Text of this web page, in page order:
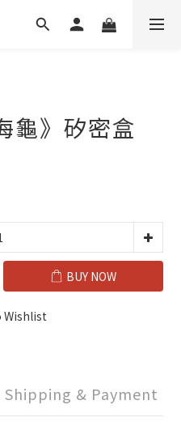
龜》矽密盒
BUY NOW
Wishlist
Shipping & Payment